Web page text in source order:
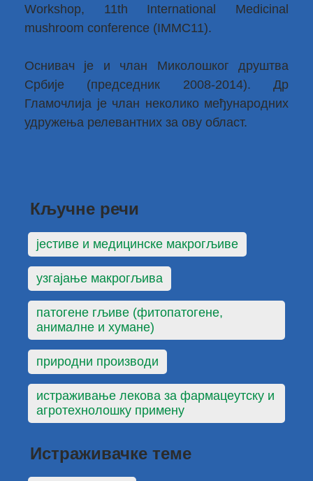
Workshop, 11th International Medicinal
mushroom conference (IMMC11).
Оснивач је и члан Миколошког друштва
Србије (председник 2008-2014). Др
Гламочлија је члан неколико међународних
удружења релевантних за ову област.
Кључне речи
јестиве и медицинске макрогљиве
узгајање макрогљива
патогене гљиве (фитопатогене,
анималне и хумане)
природни производи
истраживање лекова за фармацеутску и
агротехнолошку примену
Истраживачке теме